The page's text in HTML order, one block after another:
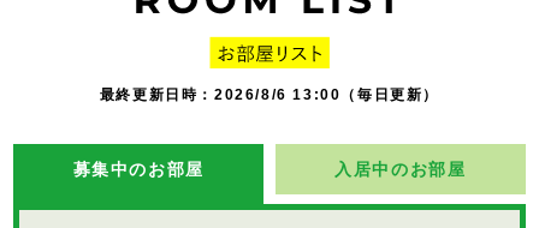
最終更新日時：2026/8/6 13:00（毎日更新）
募集中のお部屋 入居中のお部屋